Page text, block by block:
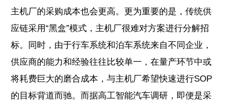
主机厂的采购成本也会更高。更为重要的是，传统供
应链采用“黑盒”模式，主机厂很难对方案进行分解招
标。同时，由于行车系统和泊车系统来自不同企业，
供应商的能力和经验往往比较单一，在量产环节中或
将耗费巨大的磨合成本，与主机厂希望快速进行SOP
的目标背道而驰。而据高工智能汽车调研，即便是采